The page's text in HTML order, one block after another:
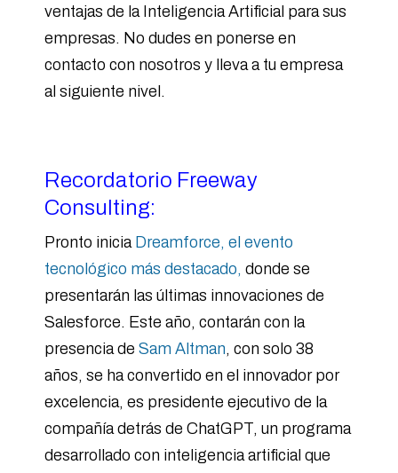
ventajas de la Inteligencia Artificial para sus
empresas. No dudes en ponerse en
contacto con nosotros y lleva a tu empresa
al siguiente nivel.
Recordatorio Freeway
Consulting:
Pronto inicia Dreamforce, el evento
tecnológico más destacado, donde se
presentarán las últimas innovaciones de
Salesforce. Este año, contarán con la
presencia de Sam Altman, con solo 38
años, se ha convertido en el innovador por
excelencia, es presidente ejecutivo de la
compañía detrás de ChatGPT, un programa
desarrollado con inteligencia artificial que